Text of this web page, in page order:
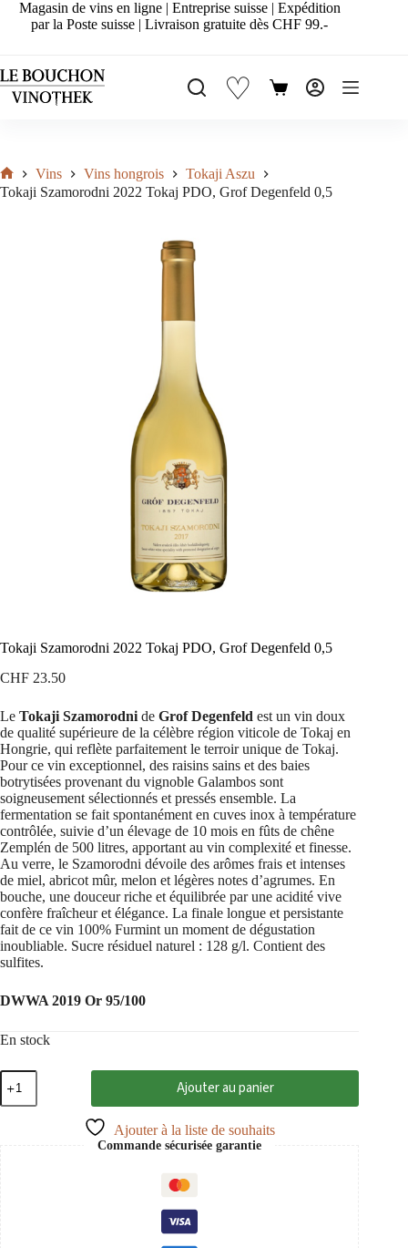
PasserMagasin de vins en ligne | Entreprise suisse | Expédition
par la Poste suisse | Livraison gratuite dès CHF 99.-
♡
Panier
Accueil
Vins Vins hongrois
Tokaji Aszu
Tokaji Szamorodni 2022 Tokaj PDO, Grof Degenfeld 0,5
Tokaji Szamorodni 2022 Tokaj PDO, Grof Degenfeld 0,5
CHF 23.50
Le Tokaji Szamorodni de Grof Degenfeld est un vin doux
de qualité supérieure de la célèbre région viticole de Tokaj en
Hongrie, qui reflète parfaitement le terroir unique de Tokaj.
Pour ce vin exceptionnel, des raisins sains et des baies
botrytisées provenant du vignoble Galambos sont
soigneusement sélectionnés et pressés ensemble. La
fermentation se fait spontanément en cuves inox à température
contrôlée, suivie d’un élevage de 10 mois en fûts de chêne
Zemplén de 500 litres, apportant au vin complexité et finesse.
Au verre, le Szamorodni dévoile des arômes frais et intenses
de miel, abricot mûr, melon et légères notes d’agrumes. En
bouche, une douceur riche et équilibrée par une acidité vive
confère fraîcheur et élégance. La finale longue et persistante
fait de ce vin 100% Furmint un moment de dégustation
inoubliable. Sucre résiduel naturel : 128 g/l. Contient des
sulfites.
DWWA 2019 Or 95/100
En stock
quantité
de
Tokaji
Ajouter au panier
Ajouter à la liste de souhaits
Commande sécurisée garantie